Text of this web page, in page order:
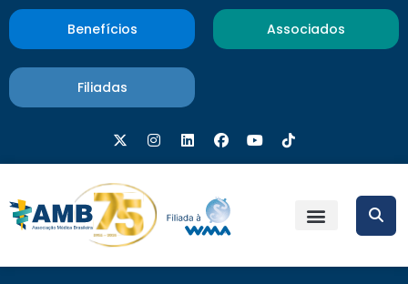
Benefícios Associados
Filiadas